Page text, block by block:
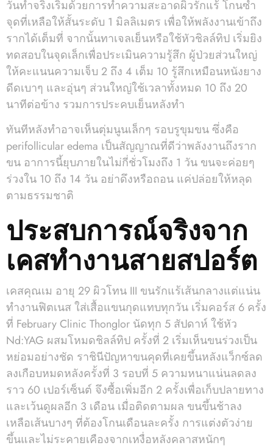
วันทำจริงเริ่มด้วยการทำความสะอาดผิวรักแร้ โกนซ้ำ
จุดที่เหลือให้สั้นระดับ 1 มิลลิเมตร เพื่อให้พลังงานเข้าถึง
รากได้เต็มที่ จากนั้นทาเจลเย็นหรือใช้หัวชิลล์ทิป เริ่มยิง
ทดสอบในจุดเล็กเพื่อประเมินความรู้สึก ผู้ป่วยส่วนใหญ่
ให้คะแนนความเจ็บ 2 ถึง 4 เต็ม 10 รู้สึกเหมือนหนังยาง
ดีดเบาๆ และอุ่นๆ ส่วนใหญ่ใช้เวลาทั้งหมด 10 ถึง 20
นาทีต่อข้าง รวมการประคบเย็นหลังทำ
ทันทีหลังทำอาจเห็นตุ่มนูนเล็กๆ รอบรูขุมขน ซึ่งคือ
perifollicular edema เป็นสัญญาณที่ดีว่าพลังงานถึงราก
ขน อาการนี้ยุบภายในไม่กี่ชั่วโมงถึง 1 วัน ขนจะค่อยๆ
ร่วงใน 10 ถึง 14 วัน อย่าดึงหรือถอน แค่ปล่อยให้หลุด
ตามธรรมชาติ
ประสบการณ์จริงจาก
เคสทำงานสายสปอร์ต
เคสคุณเม อายุ 29 ผิวโทน III ขนรักแร้เส้นกลางแต่แน่น
ทำงานฟิตเนส ใส่เสื้อแขนกุดแทบทุกวัน เริ่มคอร์ส 6 ครั้ง
ที่ February Clinic Thonglor นัดทุก 5 สัปดาห์ ใช้หัว
Nd:YAG ผสมโหมดชิลล์ทิป ครั้งที่ 2 เริ่มเห็นขนร่วงเป็น
หย่อมอย่างชัด ราชินีปัญหาขนคุดที่เคยขึ้นหลังแว็กซ์ลด
ลงเกือบหมดหลังครั้งที่ 3 รอบที่ 5 ความหนาแน่นลดลง
ราว 60 เปอร์เซ็นต์ จึงซื้อเพิ่มอีก 2 ครั้งเพื่อเก็บปลายทาง
และเว้นดูผลอีก 3 เดือน เมื่อติดตามผล ขนขึ้นช้าลง
เหลือเส้นบางๆ ที่ต้องโกนเดือนละครั้ง การแต่งตัวง่าย
ขึ้นและไม่ระคายเคืองจากเหงื่อหลังคลาสหนักๆ